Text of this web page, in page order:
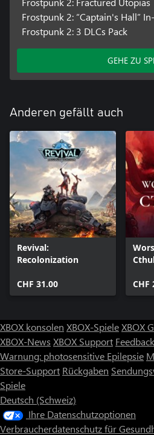
Frostpunk 2: “Captain's Hall”
Frostpunk 2: 3 DLCs Pack
GEHE ZU
Anderen gefällt auch
Revival:
Recolonization
CHF 31.00 CHF
XBOX konsolen XBOX-SpieleXBOX
XBOX-News XBOX Support Feedback
Warnung: photosensitive Epilepsie
Store-Support Rückgaben
Spiele
Deutsch (Schweiz)
Ihre Datenschutzoptionen
Verbraucherdatenschutz für